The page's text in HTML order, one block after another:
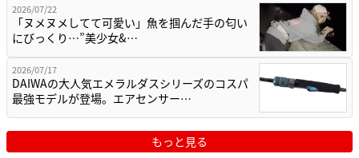
2026/07/22
「ヌメヌメしてて可愛い」魚を掴んだ手の匂い
にびっくり…”美少女&…
2026/07/17
DAIWAの大人気エメラルダスシリーズのコスパ
最強モデルが登場。エアセンサー…
もっと見る